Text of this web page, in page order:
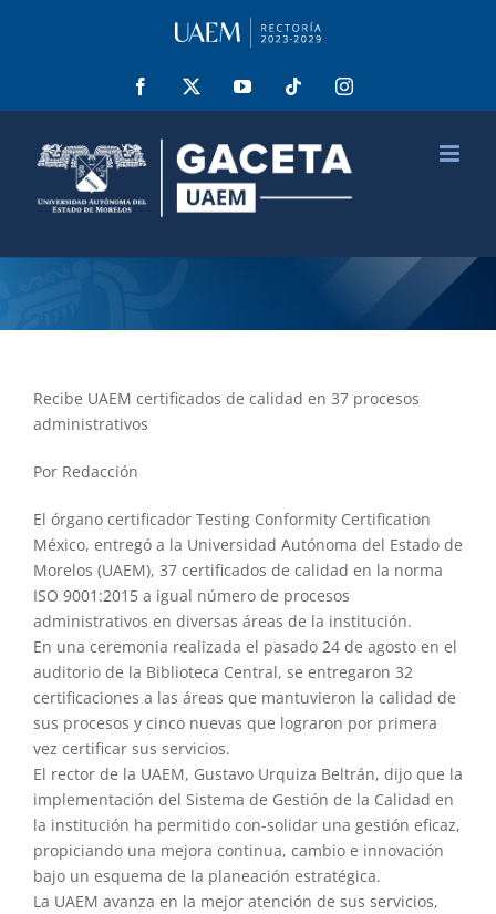
Facebook YouTube Tiktok Instagram
Recibe UAEM certificados de calidad en 37 procesos
administrativos
Por Redacción
El órgano certificador Testing Conformity Certification
México, entregó a la Universidad Autónoma del Estado de
Morelos (UAEM), 37 certificados de calidad en la norma
ISO 9001:2015 a igual número de procesos
administrativos en diversas áreas de la institución.
En una ceremonia realizada el pasado 24 de agosto en el
auditorio de la Biblioteca Central, se entregaron 32
certificaciones a las áreas que mantuvieron la calidad de
sus procesos y cinco nuevas que lograron por primera
vez certificar sus servicios.
El rector de la UAEM, Gustavo Urquiza Beltrán, dijo que la
implementación del Sistema de Gestión de la Calidad en
la institución ha permitido con-solidar una gestión eficaz,
propiciando una mejora continua, cambio e innovación
bajo un esquema de la planeación estratégica.
La UAEM avanza en la mejor atención de sus servicios,